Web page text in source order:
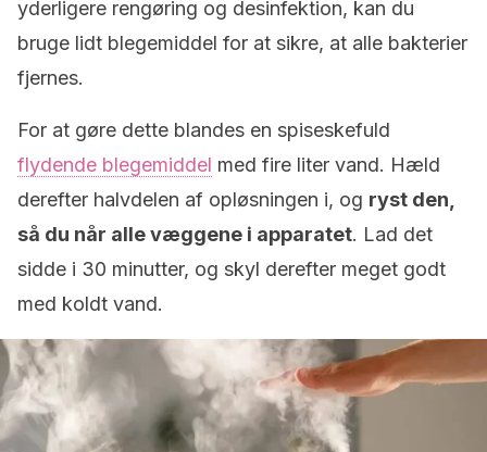
yderligere rengøring og desinfektion, kan du
bruge lidt blegemiddel for at sikre, at alle bakterier
fjernes.
For at gøre dette blandes en spiseskefuld
flydende blegemiddel med fire liter vand. Hæld
derefter halvdelen af opløsningen i, og ryst den,
så du når alle væggene i apparatet. Lad det
sidde i 30 minutter, og skyl derefter meget godt
med koldt vand.